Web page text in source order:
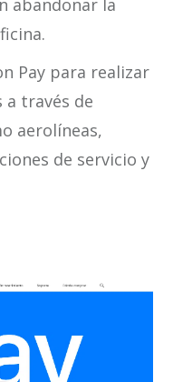
abandonar la
Pay para realizar
a través de
aerolíneas,
de servicio y